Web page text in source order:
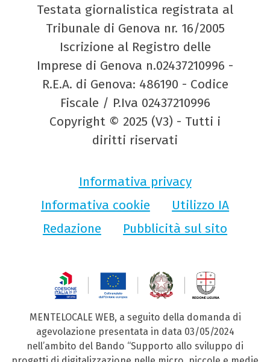
Testata giornalistica registrata al
Tribunale di Genova nr. 16/2005
Iscrizione al Registro delle
Imprese di Genova n.02437210996 -
R.E.A. di Genova: 486190 - Codice
Fiscale / P.Iva 02437210996
Copyright © 2025 (V3) - Tutti i
diritti riservati
Informativa privacy
Informativa cookie
Utilizzo IA
Redazione
Pubblicità sul sito
MENTELOCALE WEB, a seguito della domanda di
agevolazione presentata in data 03/05/2024
nell’ambito del Bando “Supporto allo sviluppo di